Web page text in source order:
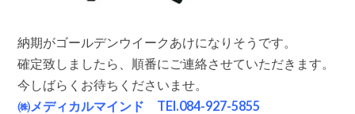
納期がゴールデンウイークあけになりそうです。
確定致しましたら、順番にご連絡させていただきます。
今しばらくお待ちくださいませ。
㈱メディカルマインド TEl.084-927-5855